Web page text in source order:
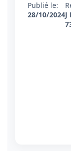
Publié le:
28/10/2024J